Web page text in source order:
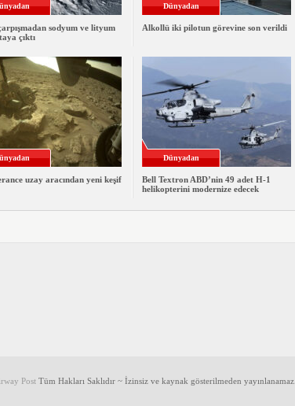
sodyum ve lityum
çıktı
Dünyadan
Alkollü iki pilotun görevine son verildi
uzay aracından yeni keşif
Dünyadan
Bell Textron ABD’nin 49 adet H-1
helikopterini modernize edecek
PostTüm Hakları Saklıdır ~ İzinsiz ve kaynak gösterilmeden yayınlanamaz.